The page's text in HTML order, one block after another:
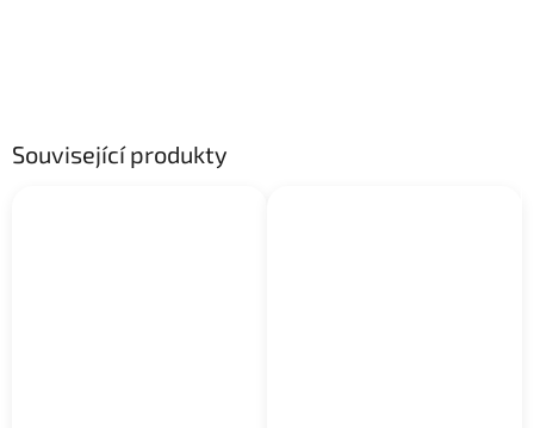
Související produkty